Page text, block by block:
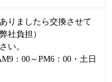
りましたら交換させて
社負担）
い。
：00～PM6：00・土日